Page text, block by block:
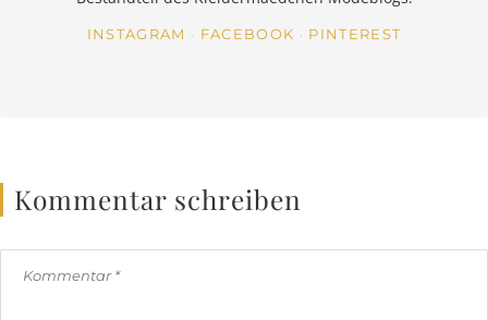
INSTAGRAM FACEBOOK PINTEREST
Kommentar schreiben